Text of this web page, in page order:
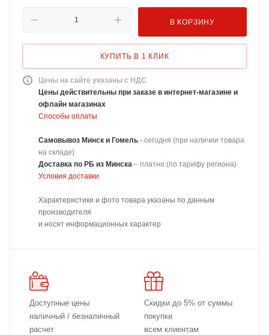
В КОРЗИНУ
КУПИТЬ В 1 КЛИК
Цены на сайте указаны с НДС
Цены действительны при заказе в интернет-магазине и
офлайн магазинах
Способы оплаты
Самовывоз Минск и Гомель - сегодня (при наличии товара
на складе)
Доставка по РБ из Минска – платно (по тарифу региона)
Условия доставки
Характеристики и фото товара указаны по данным
производителя
и носят информационных характер
Доступные цены
наличный / безналичный
расчет
Скидки до 5% от суммы
покупки
всем клиентам